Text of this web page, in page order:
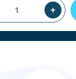
+
ЖЕ ДЕНЬ
ДО 14-00
щоб Ви